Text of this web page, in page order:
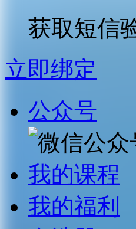
获取短信
立即绑定
公众号
我的课程
我的福利